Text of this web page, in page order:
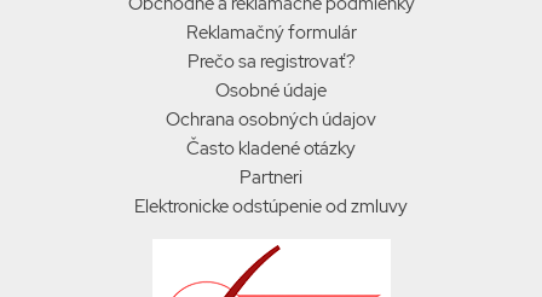
Reklamačný formulár
Prečo sa registrovať?
Osobné údaje
Ochrana osobných údajov
Často kladené otázky
Partneri
Elektronicke odstúpenie od zmluvy